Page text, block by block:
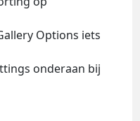
Options iets
onderaan bij